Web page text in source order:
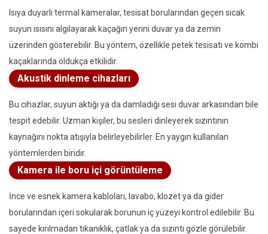
Isıya duyarlı termal kameralar, tesisat borularından geçen sıcak
suyun ısısını algılayarak kaçağın yerini duvar ya da zemin
üzerinden gösterebilir. Bu yöntem, özellikle petek tesisatı ve kombi
kaçaklarında oldukça etkilidir.
Akustik dinleme cihazları
Bu cihazlar, suyun aktığı ya da damladığı sesi duvar arkasından bile
tespit edebilir. Uzman kişiler, bu sesleri dinleyerek sızıntının
kaynağını nokta atışıyla belirleyebilirler. En yaygın kullanılan
yöntemlerden biridir.
Kamera ile boru içi görüntüleme
İnce ve esnek kamera kabloları, lavabo, klozet ya da gider
borularından içeri sokularak borunun iç yüzeyi kontrol edilebilir. Bu
sayede kırılmadan tıkanıklık, çatlak ya da sızıntı gözle görülebilir.